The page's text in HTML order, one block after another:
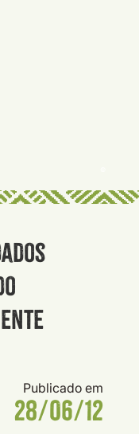
Publicado em
28/06/12